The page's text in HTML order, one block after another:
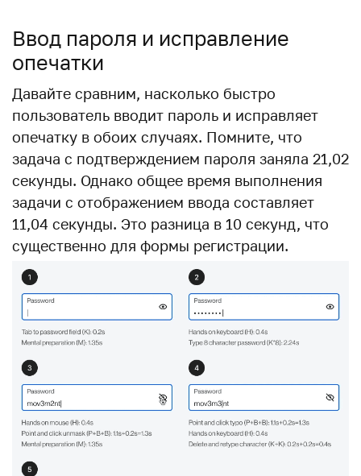
Ввод пароля и исправление
опечатки
Давайте сравним, насколько быстро
пользователь вводит пароль и исправляет
опечатку в обоих случаях. Помните, что
задача с подтверждением пароля заняла 21,02
секунды. Однако общее время выполнения
задачи с отображением ввода составляет
11,04 секунды. Это разница в 10 секунд, что
существенно для формы регистрации.